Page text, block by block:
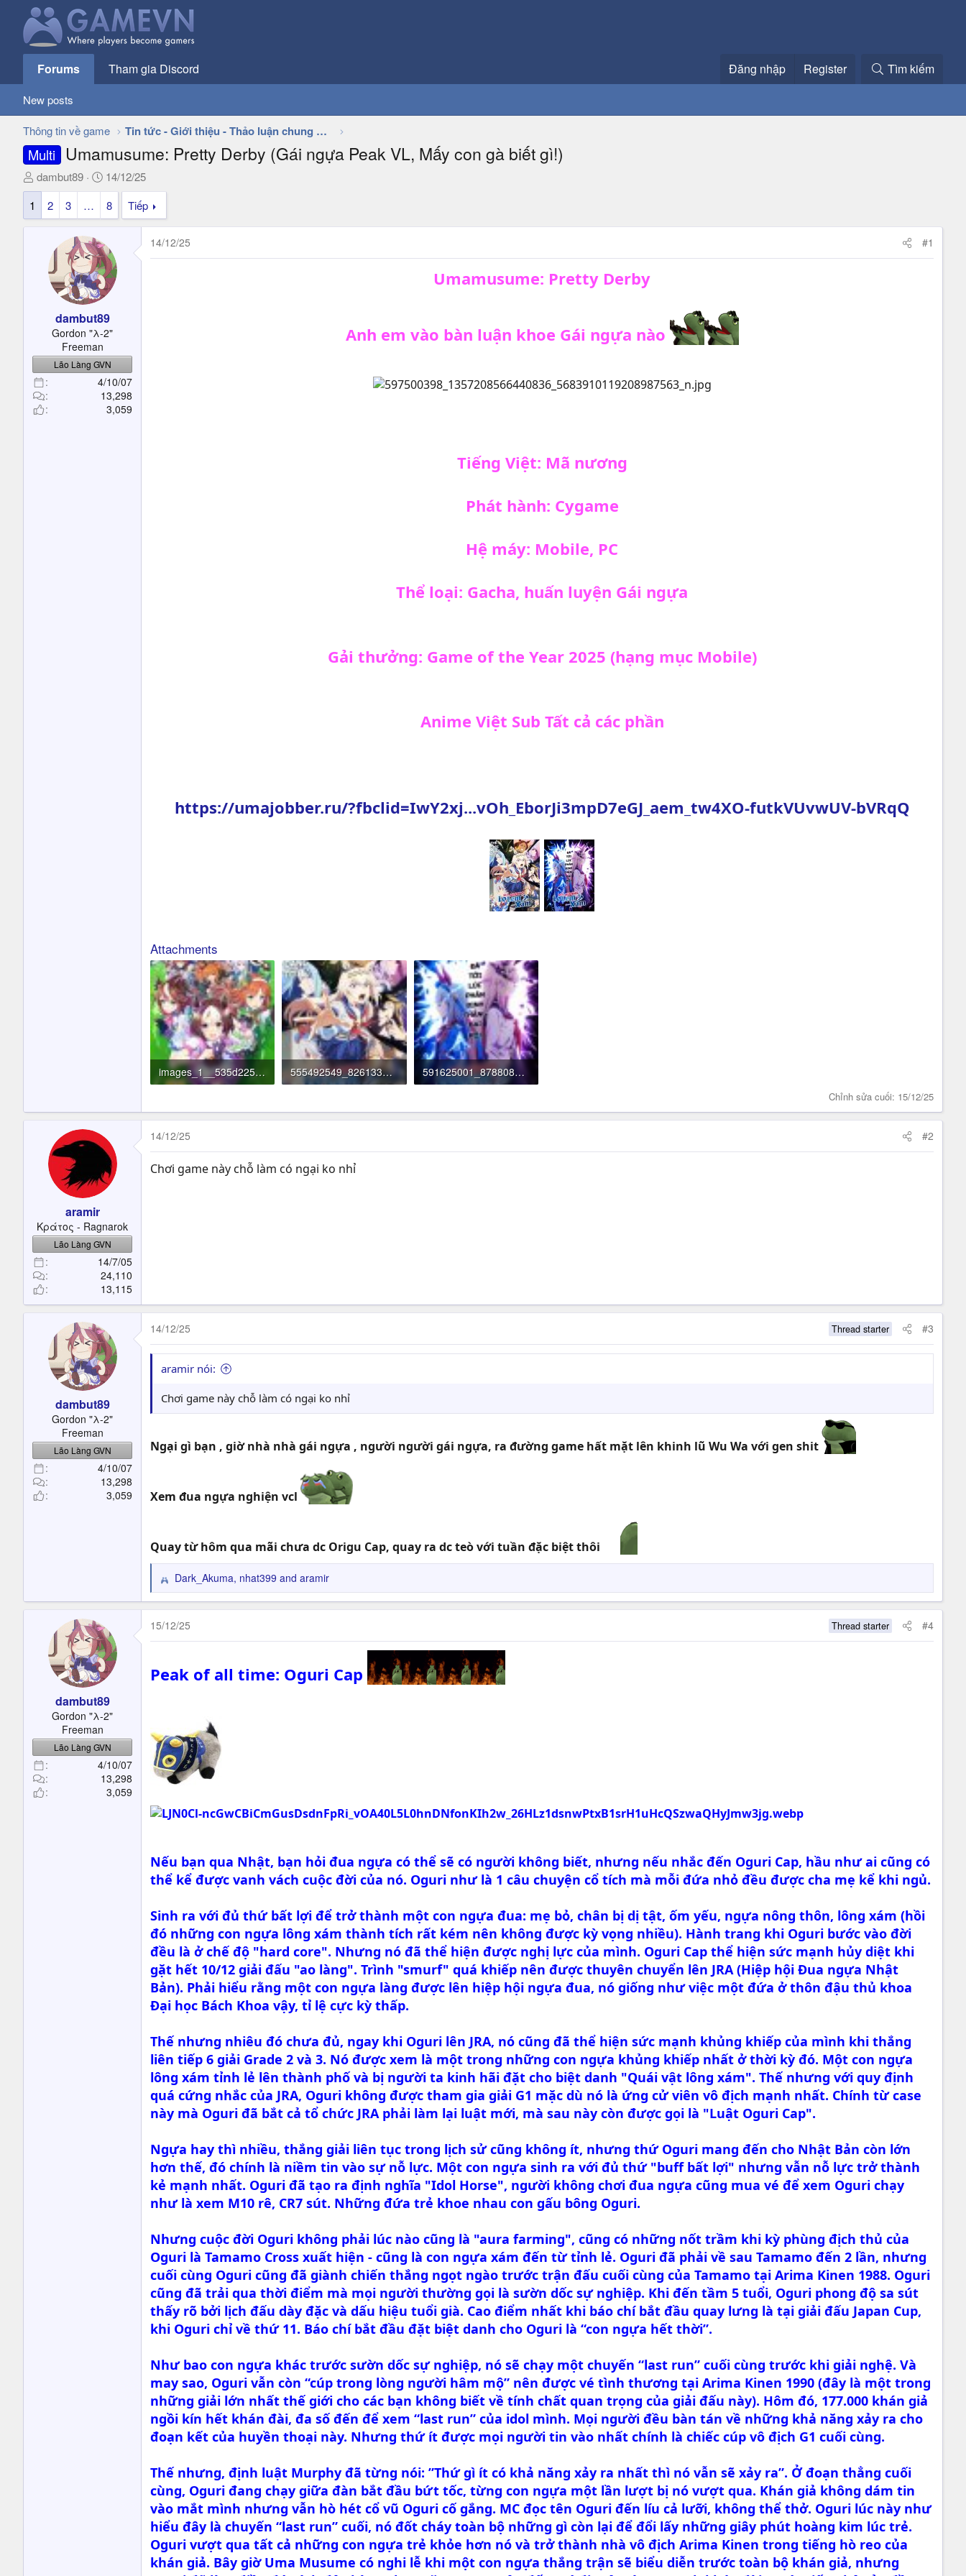
Forums Tham gia Discord Đăng nhập Register Tìm kiếm
New posts
Thông tin về game Tin tức - Giới thiệu - Thảo luận chung về game
Multi Umamusume: Pretty Derby (Gái ngựa Peak VL, Mấy con gà biết gì!)
T
h
e
r
dambut89
N
g
à
y
ử
i
14/12/25
1
2 3 … 8 Tiếp
dambut89
Gordon "λ-2"
Freeman
Lão Làng GVN
4/10/07
13,298
3,059
14/12/25 #1
Umamusume: Pretty Derby
Anh em vào bàn luận khoe Gái ngựa nào
Tiếng Việt: Mã nương
Phát hành: Cygame
Hệ máy: Mobile, PC
Thể loại: Gacha, huấn luyện Gái ngựa
Gải thưởng: Game of the Year 2025 (hạng mục Mobile)
Anime Việt Sub Tất cả các phần
https://umajobber.ru/?fbclid=IwY2xj...vOh_EborJi3mpD7eGJ_aem_tw4XO-futkVUvwUV-bVRqQ
Attachments
images_1__535d225b57db4070bf519966c2162d5b.jpg
555492549_826133583257539_4209534377630440162_n.jpg
591625001_878808504656713_5438892918701072822_n.jpg
Chỉnh sửa cuối: 15/12/25
aramir
Κράτος - Ragnarok
Lão Làng GVN
14/7/05
24,110
13,115
14/12/25 #2
Chơi game này chỗ làm có ngại ko nhỉ
dambut89
Gordon "λ-2"
Freeman
Lão Làng GVN
4/10/07
13,298
3,059
14/12/25 Thread starter #3
aramir nói:
Chơi game này chỗ làm có ngại ko nhỉ
Ngại gì bạn , giờ nhà nhà gái ngựa , người người gái ngựa, ra đường game hất mặt lên khinh lũ Wu Wa với gen shit
Xem đua ngựa nghiện vcl
Quay từ hôm qua mãi chưa dc Origu Cap, quay ra dc teò với tuần đặc biệt thôi
R
e
a
c
t
n
Dark_Akuma, nhat399 and aramir
dambut89
Gordon "λ-2"
Freeman
Lão Làng GVN
4/10/07
13,298
3,059
15/12/25 Thread starter #4
Peak of all time: Oguri Cap
Nếu bạn qua Nhật, bạn hỏi đua ngựa có thể sẽ có người không biết, nhưng nếu nhắc đến Oguri Cap, hầu như ai cũng có
thể kể được vanh vách cuộc đời của nó. Oguri như là 1 câu chuyện cổ tích mà mỗi đứa nhỏ đều được cha mẹ kể khi ngủ.
Sinh ra với đủ thứ bất lợi để trở thành một con ngựa đua: mẹ bỏ, chân bị dị tật, ốm yếu, ngựa nông thôn, lông xám (hồi
đó những con ngựa lông xám thành tích rất kém nên không được kỳ vọng nhiều). Hành trang khi Oguri bước vào đời
đều là ở chế độ "hard core". Nhưng nó đã thể hiện được nghị lực của mình. Oguri Cap thể hiện sức mạnh hủy diệt khi
gặt hết 10/12 giải đấu "ao làng". Trình "smurf" quá khiếp nên được thuyên chuyển lên JRA (Hiệp hội Đua ngựa Nhật
Bản). Phải hiểu rằng một con ngựa làng được lên hiệp hội ngựa đua, nó giống như việc một đứa ở thôn đậu thủ khoa
Đại học Bách Khoa vậy, tỉ lệ cực kỳ thấp.
Thế nhưng nhiêu đó chưa đủ, ngay khi Oguri lên JRA, nó cũng đã thể hiện sức mạnh khủng khiếp của mình khi thắng
liên tiếp 6 giải Grade 2 và 3. Nó được xem là một trong những con ngựa khủng khiếp nhất ở thời kỳ đó. Một con ngựa
lông xám tỉnh lẻ lên thành phố và bị người ta kinh hãi đặt cho biệt danh "Quái vật lông xám". Thế nhưng với quy định
quá cứng nhắc của JRA, Oguri không được tham gia giải G1 mặc dù nó là ứng cử viên vô địch mạnh nhất. Chính từ case
này mà Oguri đã bắt cả tổ chức JRA phải làm lại luật mới, mà sau này còn được gọi là "Luật Oguri Cap".
Ngựa hay thì nhiều, thắng giải liên tục trong lịch sử cũng không ít, nhưng thứ Oguri mang đến cho Nhật Bản còn lớn
hơn thế, đó chính là niềm tin vào sự nỗ lực. Một con ngựa sinh ra với đủ thứ "buff bất lợi" nhưng vẫn nỗ lực trở thành
kẻ mạnh nhất. Oguri đã tạo ra định nghĩa "Idol Horse", người không chơi đua ngựa cũng mua vé để xem Oguri chạy
như là xem M10 rê, CR7 sút. Những đứa trẻ khoe nhau con gấu bông Oguri.
Nhưng cuộc đời Oguri không phải lúc nào cũng là "aura farming", cũng có những nốt trầm khi kỳ phùng địch thủ của
Oguri là Tamamo Cross xuất hiện - cũng là con ngựa xám đến từ tỉnh lẻ. Oguri đã phải về sau Tamamo đến 2 lần, nhưng
cuối cùng Oguri cũng đã giành chiến thắng ngọt ngào trước trận đấu cuối cùng của Tamamo tại Arima Kinen 1988. Oguri
cũng đã trải qua thời điểm mà mọi người thường gọi là sườn dốc sự nghiệp. Khi đến tầm 5 tuổi, Oguri phong độ sa sút
thấy rõ bởi lịch đấu dày đặc và dấu hiệu tuổi già. Cao điểm nhất khi báo chí bắt đầu quay lưng là tại giải đấu Japan Cup,
khi Oguri chỉ về thứ 11. Báo chí bắt đầu đặt biệt danh cho Oguri là “con ngựa hết thời”.
Như bao con ngựa khác trước sườn dốc sự nghiệp, nó sẽ chạy một chuyến “last run” cuối cùng trước khi giải nghệ. Và
may sao, Oguri vẫn còn “cúp trong lòng người hâm mộ” nên được vé tình thương tại Arima Kinen 1990 (đây là một trong
những giải lớn nhất thế giới cho các bạn không biết về tính chất quan trọng của giải đấu này). Hôm đó, 177.000 khán giả
ngồi kín hết khán đài, đa số đến để xem “last run” của idol mình. Mọi người đều bàn tán về những khả năng xảy ra cho
đoạn kết của huyền thoại này. Nhưng thứ ít được mọi người tin vào nhất chính là chiếc cúp vô địch G1 cuối cùng.
Thế nhưng, định luật Murphy đã từng nói: ”Thứ gì ít có khả năng xảy ra nhất thì nó vẫn sẽ xảy ra”. Ở đoạn thẳng cuối
cùng, Oguri đang chạy giữa đàn bắt đầu bứt tốc, từng con ngựa một lần lượt bị nó vượt qua. Khán giả không dám tin
vào mắt mình nhưng vẫn hò hét cổ vũ Oguri cố gắng. MC đọc tên Oguri đến líu cả lưỡi, không thể thở. Oguri lúc này như
hiểu đây là chuyến “last run” cuối, nó đốt cháy toàn bộ những gì còn lại để đổi lấy những giây phút hoàng kim lúc trẻ.
Oguri vượt qua tất cả những con ngựa trẻ khỏe hơn nó và trở thành nhà vô địch Arima Kinen trong tiếng hò reo của
khán giả. Bây giờ Uma Musume có nghi lễ khi một con ngựa thắng trận sẽ biểu diễn trước toàn bộ khán giả, nhưng